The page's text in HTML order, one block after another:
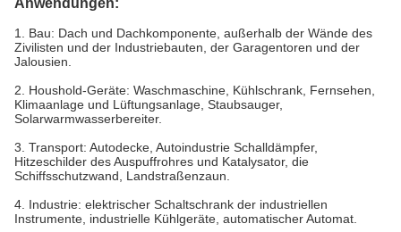
Anwendungen:
1. Bau: Dach und Dachkomponente, außerhalb der Wände des
Zivilisten und der Industriebauten, der Garagentoren und der
Jalousien.
2. Houshold-Geräte: Waschmaschine, Kühlschrank, Fernsehen,
Klimaanlage und Lüftungsanlage, Staubsauger,
Solarwarmwasserbereiter.
3. Transport: Autodecke, Autoindustrie Schalldämpfer,
Hitzeschilder des Auspuffrohres und Katalysator, die
Schiffsschutzwand, Landstraßenzaun.
4. Industrie: elektrischer Schaltschrank der industriellen
Instrumente, industrielle Kühlgeräte, automatischer Automat.